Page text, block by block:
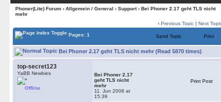
Phoner(Lite) Forum› Allgemein / General › Support› Bei Phoner 2.17 geht TLS nicht
mehr
‹ Previous Topic | Next
Pages: 1 Send Topic Print
Bei Phoner 2.17 geht TLS nicht mehr (Read 5870 times)
top-secret123
YaBB Newbies
Offline
Bei Phoner 2.17
geht TLS nicht
mehr
11. Jun 2008 at
15:39
Print Post